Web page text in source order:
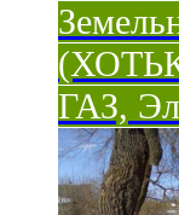
ГАЗ,